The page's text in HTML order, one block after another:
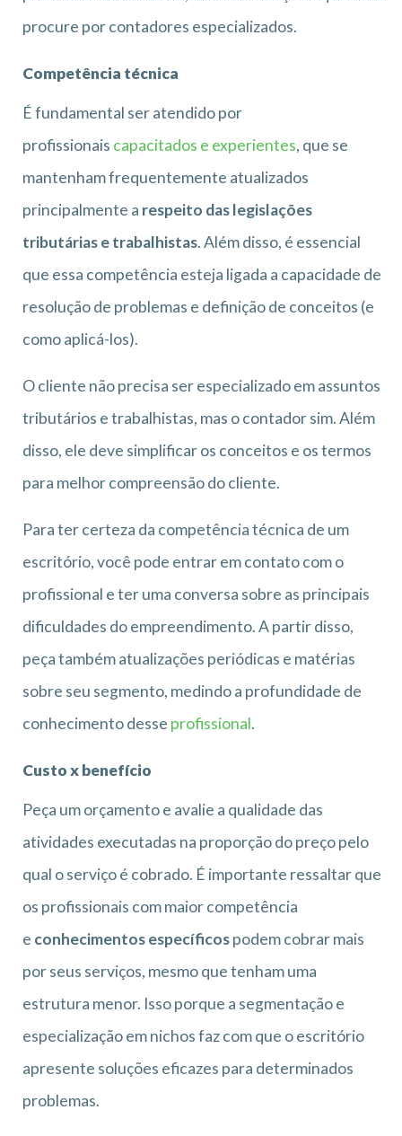
procure por contadores especializados.
Competência técnica
É fundamental ser atendido por
profissionais capacitados e experientes, que se
mantenham frequentemente atualizados
principalmente a respeito das legislações
tributárias e trabalhistas. Além disso, é essencial
que essa competência esteja ligada a capacidade de
resolução de problemas e definição de conceitos (e
como aplicá-los).
O cliente não precisa ser especializado em assuntos
tributários e trabalhistas, mas o contador sim. Além
disso, ele deve simplificar os conceitos e os termos
para melhor compreensão do cliente.
Para ter certeza da competência técnica de um
escritório, você pode entrar em contato com o
profissional e ter uma conversa sobre as principais
dificuldades do empreendimento. A partir disso,
peça também atualizações periódicas e matérias
sobre seu segmento, medindo a profundidade de
conhecimento desse profissional.
Custo x benefício
Peça um orçamento e avalie a qualidade das
atividades executadas na proporção do preço pelo
qual o serviço é cobrado. É importante ressaltar que
os profissionais com maior competência
e conhecimentos específicospodem cobrar mais
por seus serviços, mesmo que tenham uma
estrutura menor. Isso porque a segmentação e
especialização em nichos faz com que o escritório
apresente soluções eficazes para determinados
problemas.